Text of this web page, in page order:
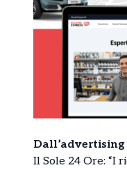
Il Sole 24 Ore: “I